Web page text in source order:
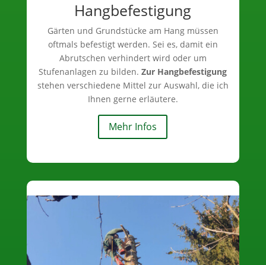
Hangbefestigung
Gärten und Grundstücke am Hang müssen
oftmals befestigt werden. Sei es, damit ein
Abrutschen verhindert wird oder um
Stufenanlagen zu bilden.Zur Hangbefestigung
stehen verschiedene Mittel zur Auswahl, die ich
Ihnen gerne erläutere.
Mehr Infos